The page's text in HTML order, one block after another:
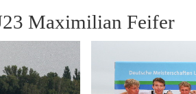
Maximilian Feifer